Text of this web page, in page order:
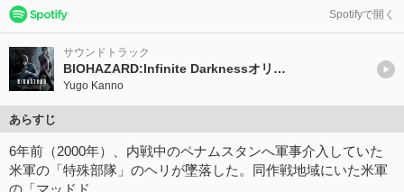
Spotifyで開く
サウンドトラック
BIOHAZARD:Infinite Darknessオリジナルサウンドトラック
Yugo Kanno
あらすじ
6年前（2000年）、内戦中のペナムスタンへ軍事介⼊していた
⽶軍の「特殊部隊」のヘリが墜落した。同作戦地域にいた⽶軍
の「マッドド…